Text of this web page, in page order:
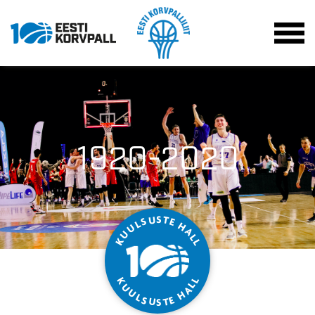
K
UULSUSTEHAL
L
K
UULSUSTEHA
L
L
1920-2020